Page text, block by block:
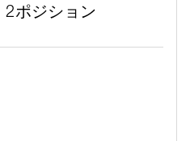
2ポジション